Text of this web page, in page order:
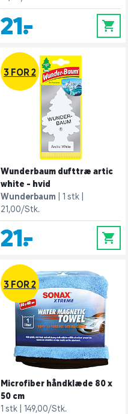
21,- 0
3 FOR 2
Wunderbaum dufttræ artic
white - hvid
Wunderbaum
1 stk
21,00/Stk.
21,- 0
3 FOR 2
Microfiber håndklæde 80 x
50 cm
1 stk
149,00/Stk.